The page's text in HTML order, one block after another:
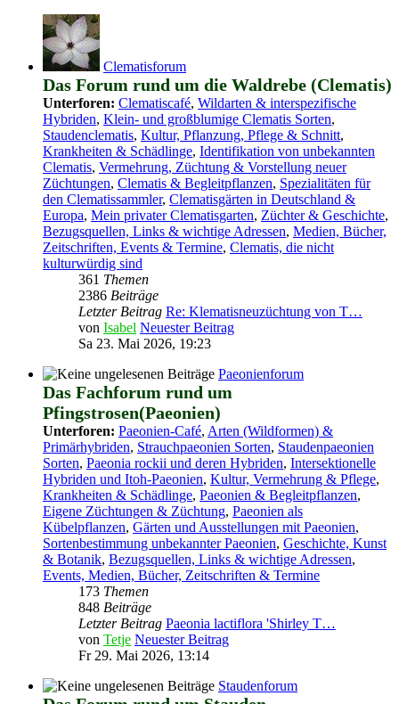
Clematisforum
Das Forum rund um die Waldrebe (Clematis)
Unterforen: Clematiscafé, Wildarten & interspezifische
Hybriden, Klein- und großblumige Clematis Sorten,
Staudenclematis, Kultur, Pflanzung, Pflege & Schnitt,
Krankheiten & Schädlinge, Identifikation von unbekannten
Clematis, Vermehrung, Züchtung & Vorstellung neuer
Züchtungen, Clematis & Begleitpflanzen, Spezialitäten für
den Clematissammler, Clematisgärten in Deutschland &
Europa, Mein privater Clematisgarten, Züchter & Geschichte,
Bezugsquellen, Links & wichtige Adressen, Medien, Bücher,
Zeitschriften, Events & Termine, Clematis, die nicht
kulturwürdig sind
361 Themen
2386 Beiträge
Letzter Beitrag Re: Klematisneuzüchtung von T…
von Isabel Neuester Beitrag
Sa 23. Mai 2026, 19:23
Paeonienforum
Das Fachforum rund um
Pfingstrosen(Paeonien)
Unterforen: Paeonien-Café, Arten (Wildformen) &
Primärhybriden, Strauchpaeonien Sorten, Staudenpaeonien
Sorten, Paeonia rockii und deren Hybriden, Intersektionelle
Hybriden und Itoh-Paeonien, Kultur, Vermehrung & Pflege,
Krankheiten & Schädlinge, Paeonien & Begleitpflanzen,
Eigene Züchtungen & Züchtung, Paeonien als
Kübelpflanzen, Gärten und Ausstellungen mit Paeonien,
Sortenbestimmung unbekannter Paeonien, Geschichte, Kunst
& Botanik, Bezugsquellen, Links & wichtige Adressen,
Events, Medien, Bücher, Zeitschriften & Termine
173 Themen
848 Beiträge
Letzter Beitrag Paeonia lactiflora 'Shirley T…
von Tetje Neuester Beitrag
Fr 29. Mai 2026, 13:14
Staudenforum